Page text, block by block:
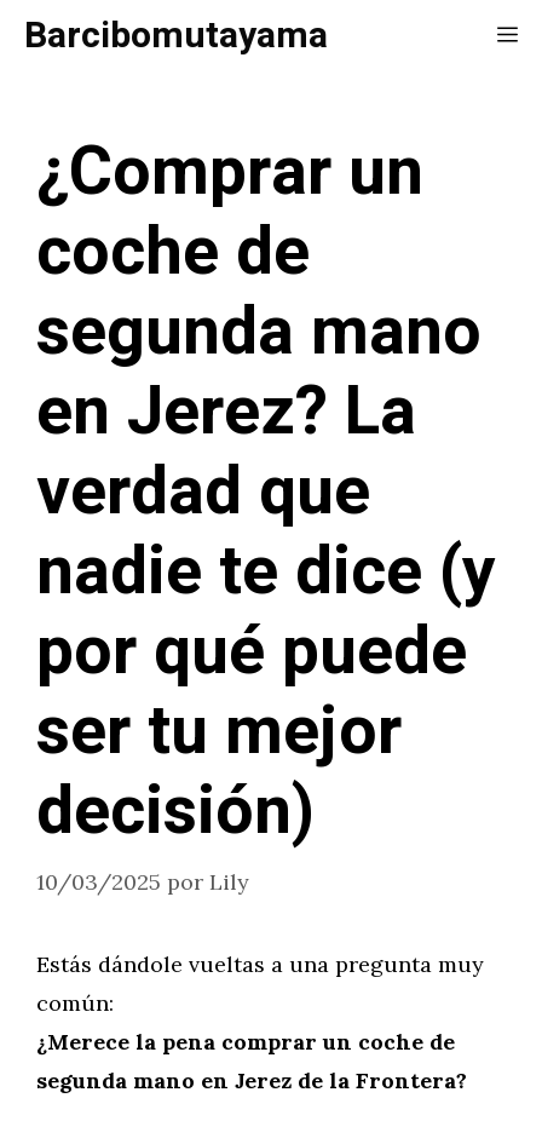
SaltarBarcibomutayama
¿Comprar un
coche de
segunda mano
en Jerez? La
verdad que
nadie te dice (y
por qué puede
ser tu mejor
decisión)
10/03/2025 por Lily
Estás dándole vueltas a una pregunta muy
común:
¿Merece la pena comprar un coche de
segunda mano en Jerez de la Frontera?